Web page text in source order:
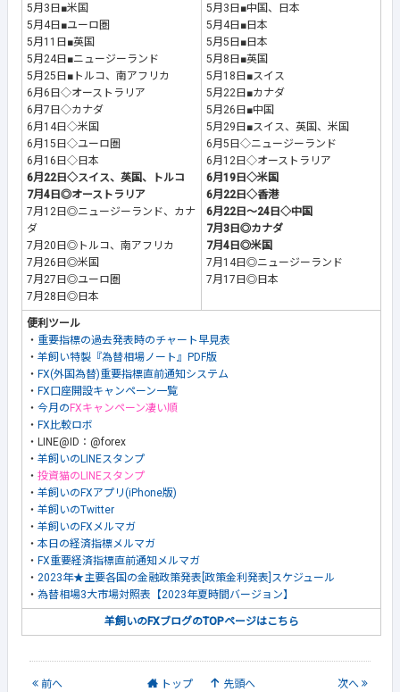
5月3日■米国
5月4日■ユーロ圏
5月11日■英国
5月24日■ニュージーランド
5月25日■トルコ、南アフリカ
6月6日◇オーストラリア
6月7日◇カナダ
6月14日◇米国
6月15日◇ユーロ圏
6月16日◇日本
6月22日◇スイス、英国、トルコ
7月4日◎オーストラリア
7月12日◎ニュージーランド、カナ
ダ
7月20日◎トルコ、南アフリカ
7月26日◎米国
7月27日◎ユーロ圏
7月28日◎日本
5月3日■中国、日本
5月4日■日本
5月5日■日本
5月8日■英国
5月18日■スイス
5月22日■カナダ
5月26日■中国
5月29日■スイス、英国、米国
6月5日◇ニュージーランド
6月12日◇オーストラリア
6月19日◇米国
6月22日◇香港
6月22日～24日◇中国
7月3日◎カナダ
7月4日◎米国
7月14日◎ニュージーランド
7月17日◎日本
便利ツール
・ 重要指標の過去発表時のチャート早見表
・ 羊飼い特製『為替相場ノート』PDF版
・ FX(外国為替)重要指標直前通知システム
・ FX口座開設キャンペーン一覧
・ 今月の FXキャンペーン凄い順
・ FX比較ロボ
・LINE@ID：@forex
・ 羊飼いのLINEスタンプ
・ 投資猫のLINEスタンプ
・ 羊飼いのFXアプリ(iPhone版)
・ 羊飼いのTwitter
・ 羊飼いのFXメルマガ
・ 本日の経済指標メルマガ
・ FX重要経済指標直前通知メルマガ
・ 2023年★主要各国の金融政策発表[政策金利発表]スケジュール
・ 為替相場3大市場対照表【2023年夏時間バージョン】
羊飼いのFXブログのTOPページはこちら
前へ トップ 先頭へ 次へ